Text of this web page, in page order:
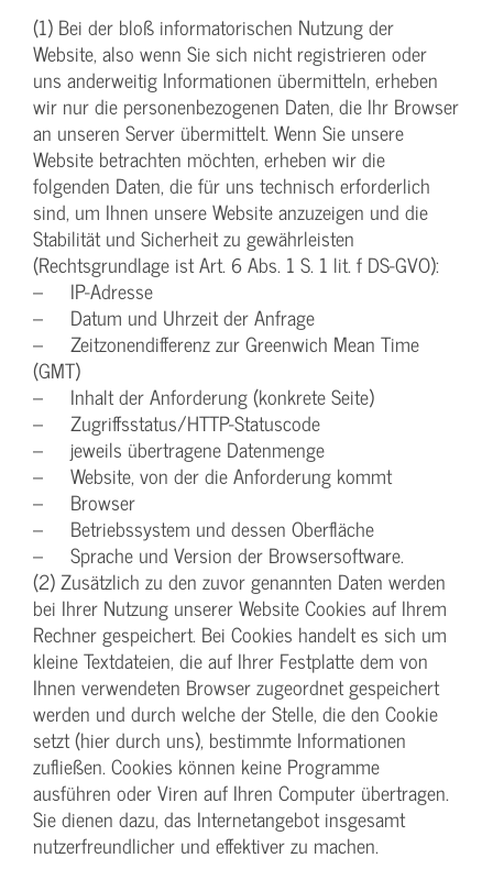
(1) Bei der bloß informatorischen Nutzung der
Website, also wenn Sie sich nicht registrieren oder
uns anderweitig Informationen übermitteln, erheben
wir nur die personenbezogenen Daten, die Ihr Browser
an unseren Server übermittelt. Wenn Sie unsere
Website betrachten möchten, erheben wir die
folgenden Daten, die für uns technisch erforderlich
sind, um Ihnen unsere Website anzuzeigen und die
Stabilität und Sicherheit zu gewährleisten
(Rechtsgrundlage ist Art. 6 Abs. 1 S. 1 lit. f DS-GVO):
– IP-Adresse
– Datum und Uhrzeit der Anfrage
– Zeitzonendifferenz zur Greenwich Mean Time
(GMT)
– Inhalt der Anforderung (konkrete Seite)
– Zugriffsstatus/HTTP-Statuscode
– jeweils übertragene Datenmenge
– Website, von der die Anforderung kommt
– Browser
– Betriebssystem und dessen Oberfläche
– Sprache und Version der Browsersoftware.
(2) Zusätzlich zu den zuvor genannten Daten werden
bei Ihrer Nutzung unserer Website Cookies auf Ihrem
Rechner gespeichert. Bei Cookies handelt es sich um
kleine Textdateien, die auf Ihrer Festplatte dem von
Ihnen verwendeten Browser zugeordnet gespeichert
werden und durch welche der Stelle, die den Cookie
setzt (hier durch uns), bestimmte Informationen
zufließen. Cookies können keine Programme
ausführen oder Viren auf Ihren Computer übertragen.
Sie dienen dazu, das Internetangebot insgesamt
nutzerfreundlicher und effektiver zu machen.